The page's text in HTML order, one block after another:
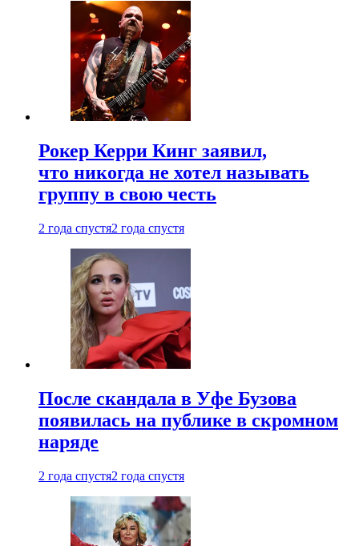
Рокер Керри Кинг заявил,
что никогда не хотел называть
группу в свою честь
2 года спустя2 года спустя
После скандала в Уфе Бузова
появилась на публике в скромном
наряде
2 года спустя2 года спустя